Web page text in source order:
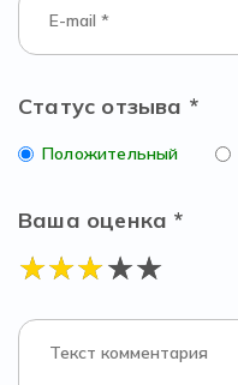
Статус отзыва *
Положительный
Ваша оценка *